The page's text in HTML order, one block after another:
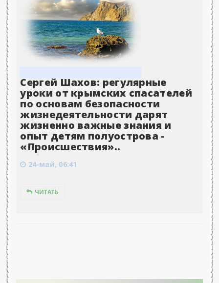
Сергей Шахов: регулярные
уроки от крымских спасателей
по основам безопасности
жизнедеятельности дарят
жизненно важные знания и
опыт детям полуострова -
«Происшествия»..
24-май, 06:41
ЧИТАТЬ